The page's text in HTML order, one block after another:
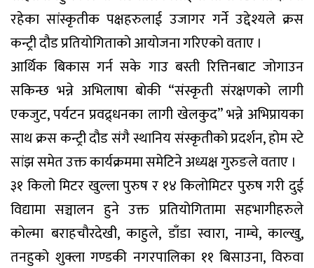
रहेका सांस्कृतीक पक्षहरुलाई उजागर गर्ने उद्देश्यले क्रस
कन्ट्री दौड प्रतियोगिताको आयोजना गरिएको वताए ।
आर्थिक बिकास गर्न सके गाउ बस्ती रित्तिनबाट जोगाउन
सकिन्छ भन्ने अभिलाषा बोकी “संस्कृती संरक्षणको लागी
एकजुट, पर्यटन प्रवद्र्धनका लागी खेलकुद” भन्ने अभिप्रायका
साथ क्रस कन्ट्री दौड संगै स्थानिय संस्कृतीको प्रदर्शन, होम स्टे
सांझ समेत उक्त कार्यक्रममा समेटिने अध्यक्ष गुरुङले वताए ।
३१ किलो मिटर खुल्ला पुरुष र १४ किलोमिटर पुरुष गरी दुई
विद्यामा सञ्चालन हुने उक्त प्रतियोगितामा सहभागीहरुले
कोल्मा बराहचौरदेखी, काहुले, डाँडा स्वारा, नाम्चे, काल्खु,
तनहुको शुक्ला गण्डकी नगरपालिका ११ बिसाउना, विरुवा